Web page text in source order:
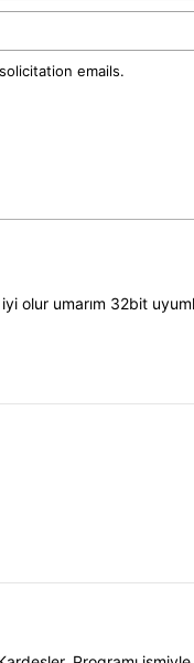
emails.
olur umarım 32bit